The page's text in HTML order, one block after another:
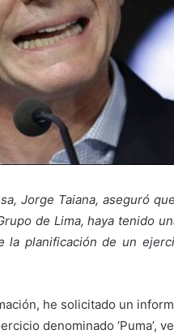
Jorge Taiana, aseguró
de Lima, haya tenido
la planificación de un
he solicitado un
denominado ‘Puma’,